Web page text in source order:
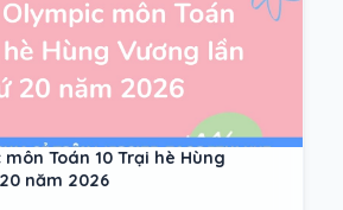
Toán 10 Trại hè Hùng
năm 2026